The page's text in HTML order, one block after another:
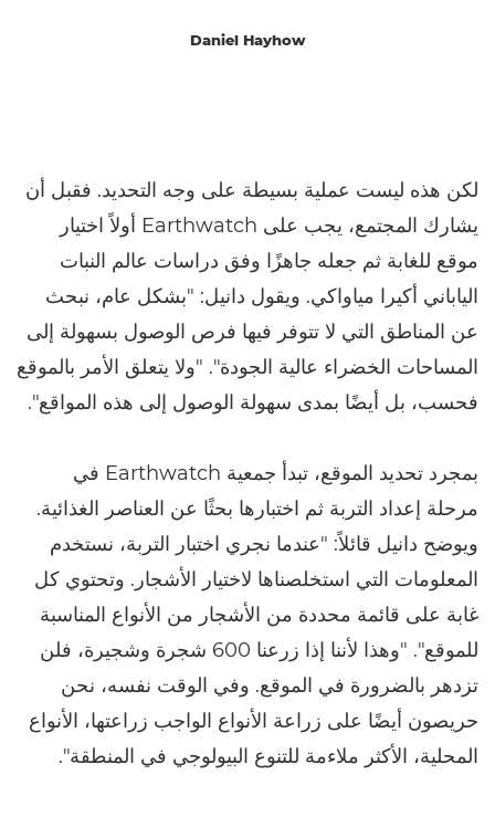
Daniel Hayhow
لكن هذه ليست عملية بسيطة على وجه التحديد. فقبل أن
يشارك المجتمع، يجب على Earthwatch أولاً اختيار
موقع للغابة ثم جعله جاهزًا وفق دراسات عالم النبات
الياباني أكيرا مياواكي. ويقول دانيل: "بشكل عام، نبحث
عن المناطق التي لا تتوفر فيها فرص الوصول بسهولة إلى
المساحات الخضراء عالية الجودة". "ولا يتعلق الأمر بالموقع
فحسب، بل أيضًا بمدى سهولة الوصول إلى هذه المواقع".
بمجرد تحديد الموقع، تبدأ جمعية Earthwatch في
مرحلة إعداد التربة ثم اختبارها بحثًا عن العناصر الغذائية.
ويوضح دانيل قائلاً: "عندما نجري اختبار التربة، نستخدم
المعلومات التي استخلصناها لاختيار الأشجار. وتحتوي كل
غابة على قائمة محددة من الأشجار من الأنواع المناسبة
للموقع". "وهذا لأننا إذا زرعنا 600 شجرة وشجيرة، فلن
تزدهر بالضرورة في الموقع. وفي الوقت نفسه، نحن
حريصون أيضًا على زراعة الأنواع الواجب زراعتها، الأنواع
المحلية، الأكثر ملاءمة للتنوع البيولوجي في المنطقة".